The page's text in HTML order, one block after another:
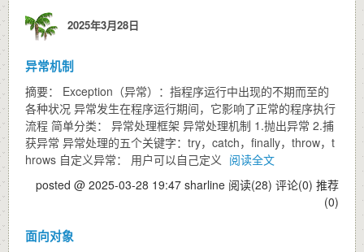
2025年3月28日
异常机制
摘要： Exception（异常）：指程序运行中出现的不期而至的
各种状况 异常发生在程序运行期间，它影响了正常的程序执行
流程 简单分类： 异常处理框架 异常处理机制 1.抛出异常 2.捕
获异常 异常处理的五个关键字：try，catch，finally，throw，t
hrows 自定义异常： 用户可以自己定义 阅读全文
posted @ 2025-03-28 19:47 sharline 阅读(28) 评论(0) 推荐
(0)
面向对象